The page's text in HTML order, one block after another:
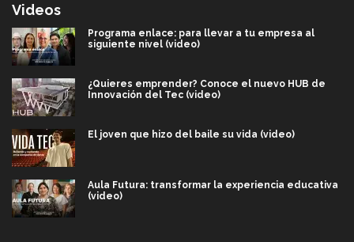
Videos
Programa enlace: para llevar a tu empresa al
siguiente nivel (video)
¿Quieres emprender? Conoce el nuevo HUB de
Innovación del Tec (video)
El joven que hizo del baile su vida (video)
Aula Futura: transformar la experiencia educativa
(video)